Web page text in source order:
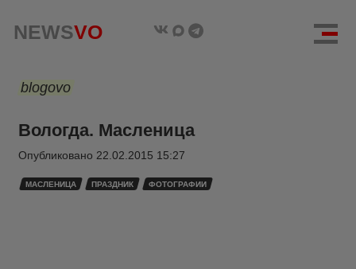
NEWSVO
blogovo
Вологда. Масленица
Опубликовано 22.02.2015 15:27
МАСЛЕНИЦА ПРАЗДНИК ФОТОГРАФИИ